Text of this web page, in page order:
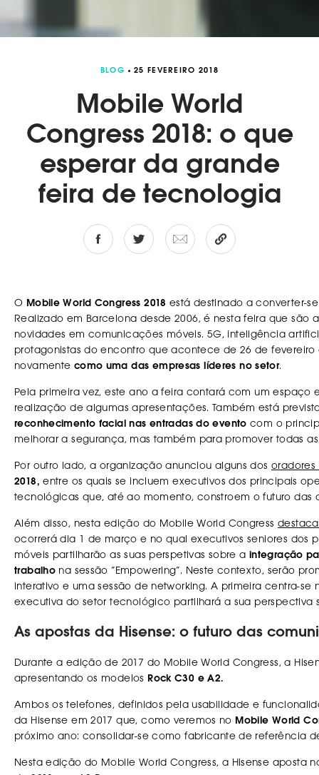
BLOG 25 FEVEREIRO 2018
Mobile World
Congress 2018: o que
esperar da grande
feira de tecnologia
O Mobile World Congress 2018 está destinado a converter-
Realizado em Barcelona desde 2006, é nesta feira que são
novidades em comunicações móveis. 5G, inteligência
protagonistas do encontro que acontece de 26 de
novamente como uma das empresas líderes no setor.
Pela primeira vez, este ano a feira contará com um espaço
realização de algumas apresentações. Também está
reconhecimento facial nas entradas do evento com o
melhorar a segurança, mas também para promover todas
Por outro lado, a organização anunciou alguns dosoradores
2018, entre os quais se incluem executivos dos principais
tecnológicas que, até ao momento, constroem o futuro das
Além disso, nesta edição do Mobile World Congress
ocorrerá dia 1 de março e no qual executivos seniores dos
móveis partilharão as suas perspetivas sobre a integração
trabalho na sessão “Empowering”. Neste contexto, serão
interativo e uma sessão de networking. A primeira centra-
executiva do setor tecnológico partilhará a sua perspectiva
As apostas da Hisense: o futuro das
Durante a edição de 2017 do Mobile World Congress, a
apresentando os modelos Rock C30 e A2.
Ambos os telefones, definidos pela usabilidade e
da Hisense em 2017 que, como veremos no Mobile World
próximo ano: consolidar-se como fabricante de referência
Nesta edição do Mobile World Congress, a Hisense aposta